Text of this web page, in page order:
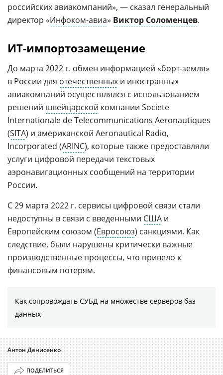
российских авиакомпаний», — сказал генеральный
директор «Инфоком-авиа» Виктор Соломенцев.
ИТ-импортозамещение
До марта 2022 г. обмен информацией «борт-земля»
в России для отечественных и иностранных
авиакомпаний осуществлялся с использованием
решений швейцарской компании Sociеtе
Internationale de Tеlеcommunications Aеronautiques
(SITA) и американской Aeronautical Radio,
Incorporated (ARINC), которые также предоставляли
услуги цифровой передачи текстовых
аэронавигационных сообщений на территории
России.
С 29 марта 2022 г. сервисы цифровой связи стали
недоступны в связи с введенными США и
Европейским союзом (Евросоюз) санкциями. Как
следствие, были нарушены критически важные
производственные процессы, что привело к
финансовым потерям.
Как сопровождать СУБД на множестве серверов баз
данных
Антон Денисенко
ПОДЕЛИТЬСЯ